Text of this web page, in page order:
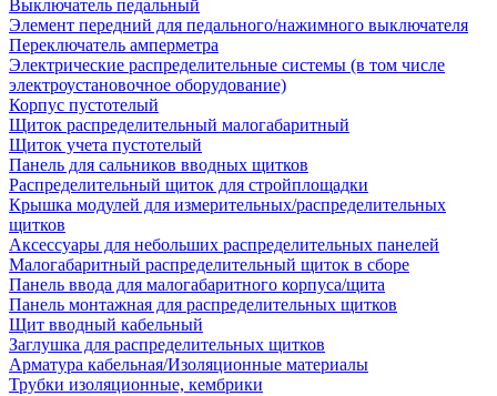
Выключатель педальный
Элемент передний для педального/нажимного выключателя
Переключатель амперметра
Электрические распределительные системы (в том числе
электроустановочное оборудование)
Корпус пустотелый
Щиток распределительный малогабаритный
Щиток учета пустотелый
Панель для сальников вводных щитков
Распределительный щиток для стройплощадки
Крышка модулей для измерительных/распределительных
щитков
Аксессуары для небольших распределительных панелей
Малогабаритный распределительный щиток в сборе
Панель ввода для малогабаритного корпуса/щита
Панель монтажная для распределительных щитков
Щит вводный кабельный
Заглушка для распределительных щитков
Арматура кабельная/Изоляционные материалы
Трубки изоляционные, кембрики